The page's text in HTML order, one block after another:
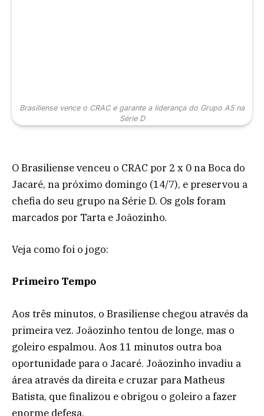
Brasiliense vence o CRAC e garante a liderança do Grupo A5 na
Série D
O Brasiliense venceu o CRAC por 2 x 0 na Boca do
Jacaré, na próximo domingo (14/7), e preservou a
chefia do seu grupo na Série D. Os gols foram
marcados por Tarta e Joãozinho.
Veja como foi o jogo:
Primeiro Tempo
Aos três minutos, o Brasiliense chegou através da
primeira vez. Joãozinho tentou de longe, mas o
goleiro espalmou. Aos 11 minutos outra boa
oportunidade para o Jacaré. Joãozinho invadiu a
área através da direita e cruzar para Matheus
Batista, que finalizou e obrigou o goleiro a fazer
enorme defesa.